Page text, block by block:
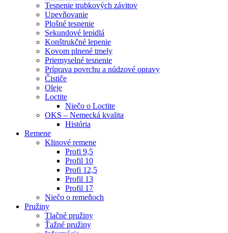
Tesnenie trubkových závitov
Upevňovanie
Plošné tesnenie
Sekundové lepidlá
Konštrukčné lepenie
Kovom plnené tmely
Priemyselné tesnenie
Príprava povrchu a núdzové opravy
Čističe
Oleje
Loctite
Niečo o Loctite
OKS – Nemecká kvalita
História
Remene
Klinové remene
Profi 9,5
Profil 10
Profi 12,5
Profil 13
Profil 17
Niečo o remeňoch
Pružiny
Tlačné pružiny
Ťažné pružiny